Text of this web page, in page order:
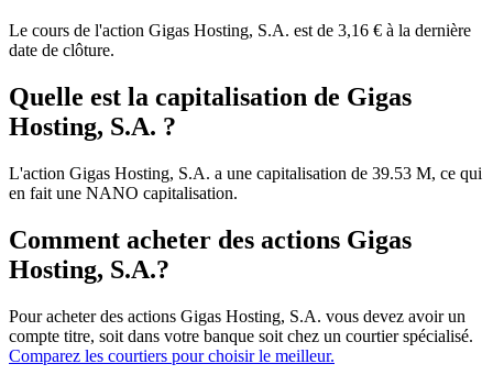
Le cours de l'action Gigas Hosting, S.A. est de 3,16 € à la dernière
date de clôture.
Quelle est la capitalisation de Gigas
Hosting, S.A. ?
L'action Gigas Hosting, S.A. a une capitalisation de 39.53 M, ce qui
en fait une NANO capitalisation.
Comment acheter des actions Gigas
Hosting, S.A.?
Pour acheter des actions Gigas Hosting, S.A. vous devez avoir un
compte titre, soit dans votre banque soit chez un courtier spécialisé.
Comparez les courtiers pour choisir le meilleur.